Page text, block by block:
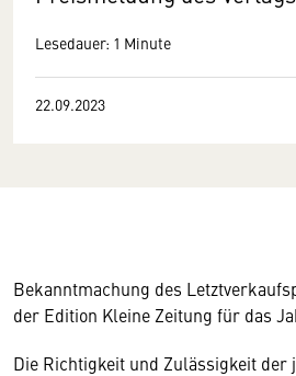
Lesedauer: 1 Minute
22.09.2023
Bekanntmachung des
der Edition Kleine Zeitung für das
Die Richtigkeit und Zulässigkeit der